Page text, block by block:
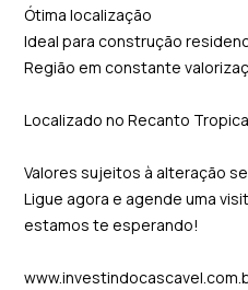
Ótima localização
Ideal para construção
Região em constante
Localizado no Recanto
Valores sujeitos à alteração
Ligue agora e agende uma
estamos te esperando!